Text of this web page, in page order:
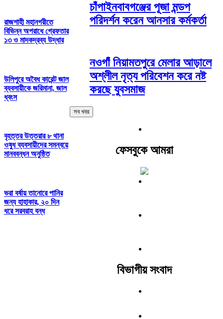
রাজশাহী মহানগরীতে
বিভিন্ন অপরাধে গ্রেফতার
১৩ ও মাদকদ্রব্য উদ্ধার
উলিপুরে অবৈধ কারেন্ট জাল
ব্যবসায়ীকে জরিমানা, জাল
ধ্বংস
বৃহত্তর উত্তরার ৮ থানা
ওষুধ ব্যবসায়ীদের সমন্বয়ে
মানববন্ধন অনুষ্ঠিত
ভরা বর্ষায় তানোরে পানির
জন্য হাহাকার, ২০ দিন
ধরে সরবরাহ বন্ধ
চাঁপাইনবাবগঞ্জের পূজা মন্ডপ
পরিদর্শন করেন আনসার কর্মকর্তা
নওগাঁ নিয়ামতপুরে মেলার আড়ালে
অশ্লীল নৃত্য পরিবেশন করে নষ্ট
করছে যুবসমাজ
সব খবর
ফেসবুকে আমরা
বিভাগীয় সংবাদ